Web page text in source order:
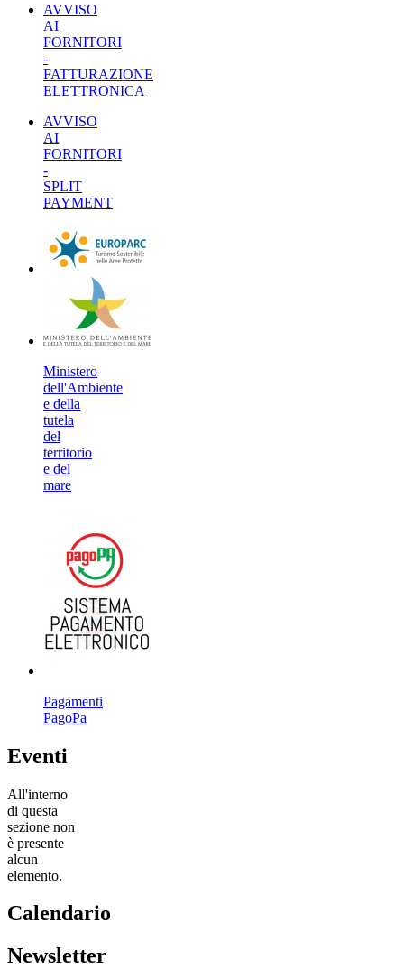
AVVISO
AI
FORNITORI
-
FATTURAZIONE
ELETTRONICA
AVVISO
AI
FORNITORI
-
SPLIT
PAYMENT
Ministero
dell'Ambiente
e della
tutela
del
territorio
e del
mare
Pagamenti
PagoPa
Eventi
All'interno
di questa
sezione non
è presente
alcun
elemento.
Calendario
Newsletter